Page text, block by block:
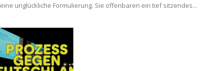
eine unglückliche Formulierung. Sie offenbaren ein tief sitzendes...